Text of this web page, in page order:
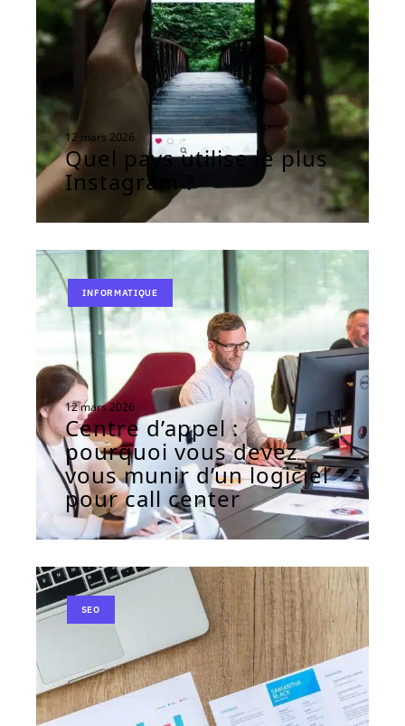
12 mars 2026
Quel pays utilise le plus
Instagram ?
INFORMATIQUE
12 mars 2026
Centre d’appel :
pourquoi vous devez
vous munir d’un logiciel
pour call center
SEO